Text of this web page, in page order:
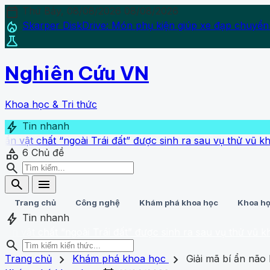
calendar_today Thứ Bảy, 08/08/2026 08/08/2026
local_fire_department Skarper DiskDrive: Món phụ kiện giúp xe đạp
science
Nghiên Cứu VN
Khoa học & Tri thức
bolt Tin nhanh
“ngoài Trái đất” được sinh ra sau vụ thử vũ khí hạt
category 6 Chủ đề
search
search
menu
Trang chủ Công nghệ Khám phá khoa học Khoa
bolt Tin nhanh
search
homeTrang chủ
search close
Trang chủ chevron_right Khám phá khoa học chevron_right
Giải mã bí ẩn